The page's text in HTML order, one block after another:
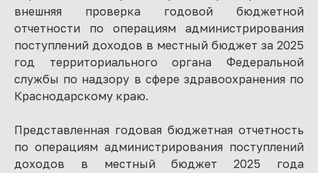
внешняя проверка годовой бюджетной
отчетности по операциям администрирования
поступлений доходов в местный бюджет за 2025
год территориального органа Федеральной
службы по надзору в сфере здравоохранения по
Краснодарскому краю.
Представленная годовая бюджетная отчетность
по операциям администрирования поступлений
доходов в местный бюджет 2025 года